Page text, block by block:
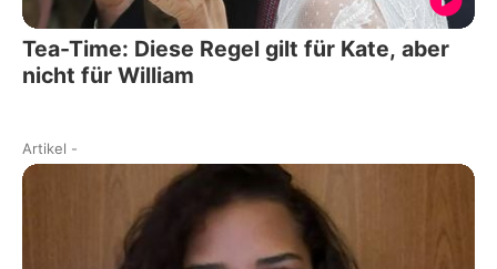
Tea-Time: Diese Regel gilt für Kate, aber
nicht für William
Artikel -